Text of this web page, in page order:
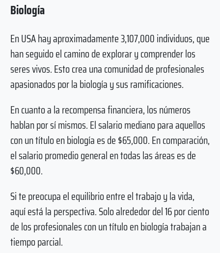
Biología
En USA hay aproximadamente 3,107,000 individuos, que
han seguido el camino de explorar y comprender los
seres vivos. Esto crea una comunidad de profesionales
apasionados por la biología y sus ramificaciones.
En cuanto a la recompensa financiera, los números
hablan por sí mismos. El salario mediano para aquellos
con un título en biología es de $65,000. En comparación,
el salario promedio general en todas las áreas es de
$60,000.
Si te preocupa el equilibrio entre el trabajo y la vida,
aquí está la perspectiva. Solo alrededor del 16 por ciento
de los profesionales con un título en biología trabajan a
tiempo parcial.